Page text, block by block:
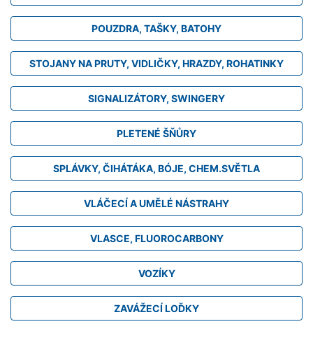
POUZDRA, TAŠKY, BATOHY
STOJANY NA PRUTY, VIDLIČKY, HRAZDY, ROHATINKY
SIGNALIZÁTORY, SWINGERY
PLETENÉ ŠŇŮRY
SPLÁVKY, ČIHÁTÁKA, BÓJE, CHEM.SVĚTLA
VLÁČECÍ A UMĚLÉ NÁSTRAHY
VLASCE, FLUOROCARBONY
VOZÍKY
ZAVÁŽECÍ LOĎKY